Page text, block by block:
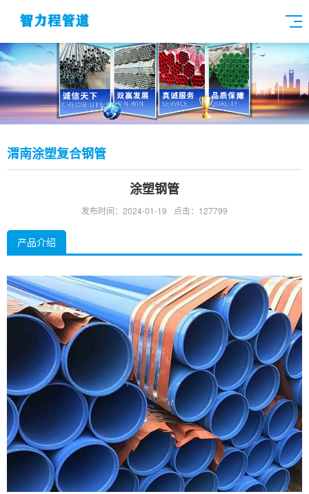
渭南涂塑复合钢管
涂塑钢管
发布时间：2024-01-19 点击：127799
产品介绍